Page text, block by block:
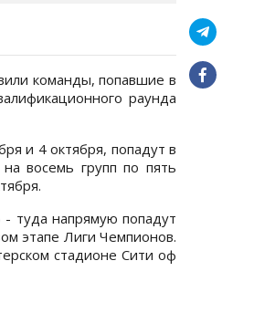
команды, попавшие в
раунда
и 4 октября, попадут в
восемь групп по пять
туда напрямую попадут
этапе Лиги Чемпионов.
стадионе Сити оф